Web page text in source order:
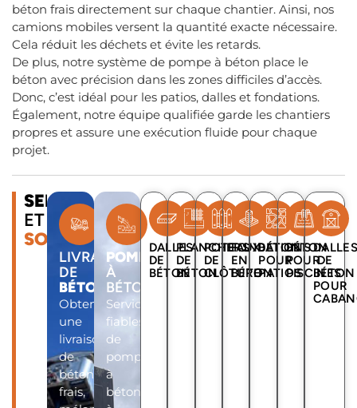
béton frais directement sur chaque chantier. Ainsi, nos
camions mobiles versent la quantité exacte nécessaire.
Cela réduit les déchets et évite les retards.
De plus, notre système de pompe à béton place le
béton avec précision dans les zones difficiles d’accès.
Donc, c’est idéal pour les patios, dalles et fondations.
Également, notre équipe qualifiée garde les chantiers
propres et assure une exécution fluide pour chaque
projet.
SERVICES
ET
SOLUTIONS
LIVRAISON
DE
BÉTON
Obtenez
une
livraison
de
béton
frais,
POMPE
À
BÉTON
Services
fiables
de
pompe
à
béton
DALLES
DE
BÉTON
PLANCHERS
DE
BÉTON
POTEAUX
DE
CLÔTURE
FONDATIONS
EN
BÉTON
BÉTON
POUR
PATIOS
BÉTON
POUR
PISCINES
DALLES
DE
BÉTON
POUR